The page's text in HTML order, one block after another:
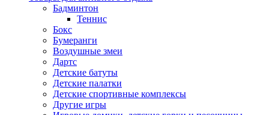
Бадминтон
Теннис
Бокс
Бумеранги
Воздушные змеи
Дартс
Детские батуты
Детские палатки
Детские спортивные комплексы
Другие игры